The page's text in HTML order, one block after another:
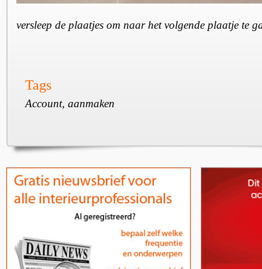
versleep de plaatjes om naar het volgende plaatje te
Tags
Account, aanmaken